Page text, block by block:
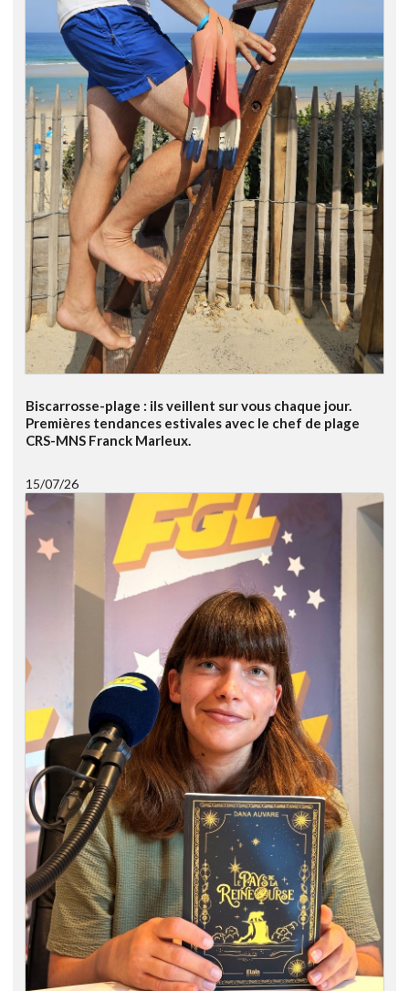
Biscarrosse-plage : ils veillent sur vous chaque jour.
Premières tendances estivales avec le chef de plage
CRS-MNS Franck Marleux.
15/07/26